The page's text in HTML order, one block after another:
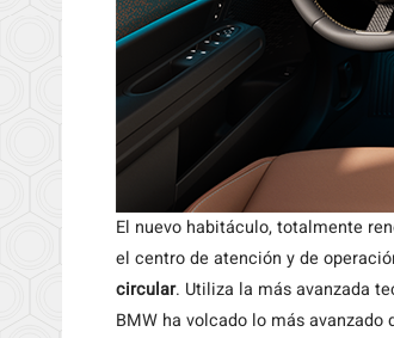
El nuevo habitáculo, totalmente
el centro de atención y de
circular. Utiliza la más avanzada
BMW ha volcado lo más